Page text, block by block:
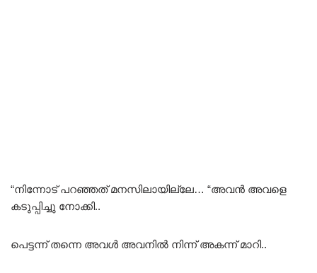
“നിന്നോട് പറഞ്ഞത് മനസിലായില്ലേ… “അവൻ അവളെ
കടുപ്പിച്ചു നോക്കി..
പെട്ടന്ന് തന്നെ അവൾ അവനിൽ നിന്ന് അകന്ന് മാറി..